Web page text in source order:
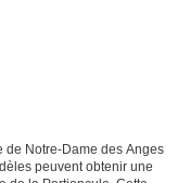
de Notre-Dame des Anges
peuvent obtenir une